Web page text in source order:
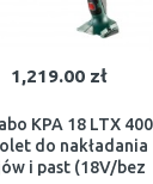
1,219.00 zł
KPA 18 LTX 400
do nakładania
i past (18V/bez